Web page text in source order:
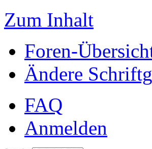
Zum Inhalt
Foren-
Ändere
FAQ
Anmelden